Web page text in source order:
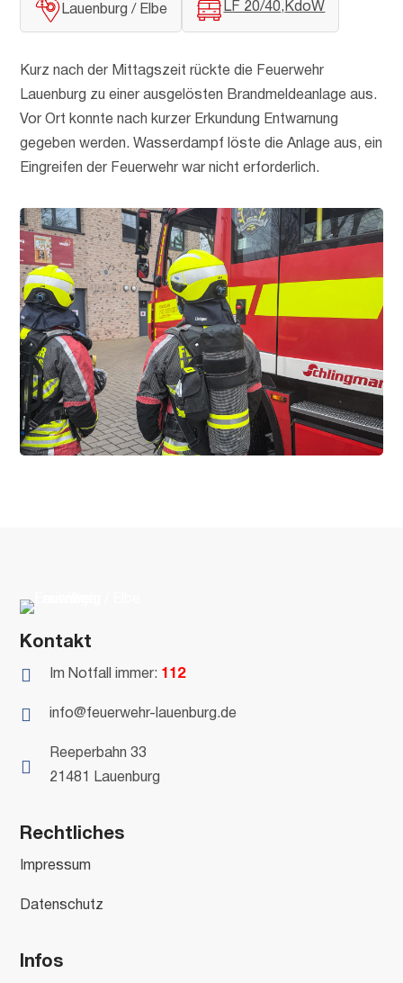
Lauenburg / Elbe LF 20/40 KdoW
Kurz nach der Mittagszeit rückte die Feuerwehr
Lauenburg zu einer ausgelösten Brandmeldeanlage aus.
Vor Ort konnte nach kurzer Erkundung Entwarnung
gegeben werden. Wasserdampf löste die Anlage aus, ein
Eingreifen der Feuerwehr war nicht erforderlich.
Kontakt
 Im Notfall immer: 112
 info@feuerwehr-lauenburg.de

Reeperbahn 33
21481 Lauenburg
Rechtliches
Impressum
Datenschutz
Infos